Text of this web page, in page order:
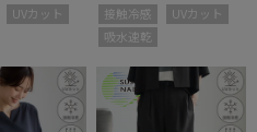
UVカット
接触冷感
UVカット
吸水速乾